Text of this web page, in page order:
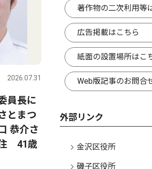
2026.07.31
員長に
とまつ
恭介さ
41歳
著作物の二次利用等
広告掲載はこちら
紙面の設置場所はこ
Web版記事のお問合
外部リンク
金沢区役所
磯子区役所